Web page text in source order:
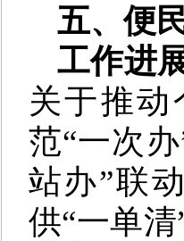
五、便
工作进
关于推
范“一次
站办”联
供“一单